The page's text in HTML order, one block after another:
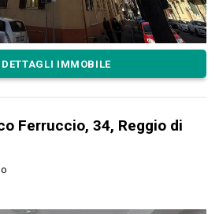
IMMOBILE
Ferruccio, 34, Reggio di